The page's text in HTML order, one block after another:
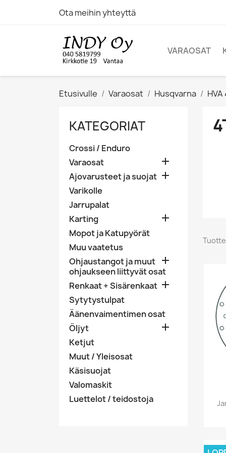
Ota meihin yhteyttä
VARAOSAT
Etusivulle Varaosat Husqvarna HVA
KATEGORIAT
Crossi / Enduro
Varaosat

Ajovarusteet ja suojat 
Varikolle
Jarrupalat
Karting

Mopot ja Katupyörät
Muu vaatetus
Ohjaustangot ja muut
ohjaukseen liittyvät osat

Renkaat + Sisärenkaat 
Sytytystulpat
Äänenvaimentimen osat
Öljyt

Ketjut
Muut / Yleisosat
Käsisuojat
Valomaskit
Luettelot / teidostoja